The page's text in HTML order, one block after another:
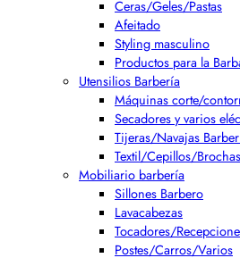
Ceras/Geles/Pastas
Afeitado
Styling masculino
Productos para la
Utensilios Barbería
Máquinas corte/
Secadores y varios
Tijeras/Navajas
Textil/Cepillos/
Mobiliario barbería
Sillones Barbero
Lavacabezas
Tocadores/
Postes/Carros/Varios